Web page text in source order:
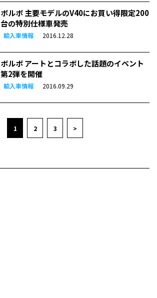
ボルボ 主要モデルのV40にお買い得限定200
台の特別仕様車発売
輸入車情報 2016.12.28
ボルボ アートとコラボした話題のイベント
第2弾を開催
輸入車情報 2016.09.29
1 2 3 >